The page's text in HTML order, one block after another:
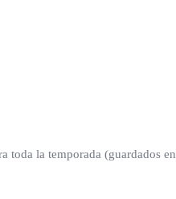
toda la temporada (guardados en